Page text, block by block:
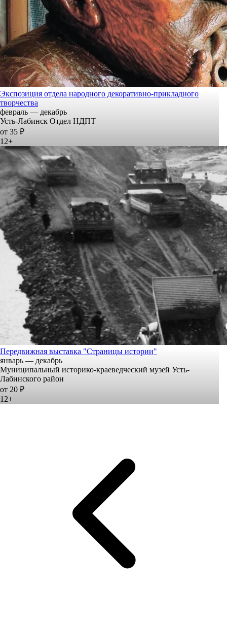
Экспозиция отдела народного декоративно-прикладного
творчества
февраль — декабрь
Усть-Лабинск Отдел НДПТ
от 35 ₽
12+
Передвижная выставка "Страницы истории"
январь — декабрь
Муниципальный историко-краеведческий музей Усть-
Лабинского район
от 20 ₽
12+